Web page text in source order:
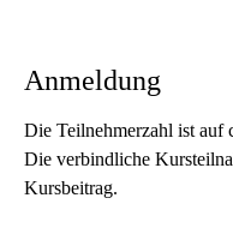
Anmeldung
Die Teilnehmerzahl ist auf
Die verbindliche
Kursbeitrag.